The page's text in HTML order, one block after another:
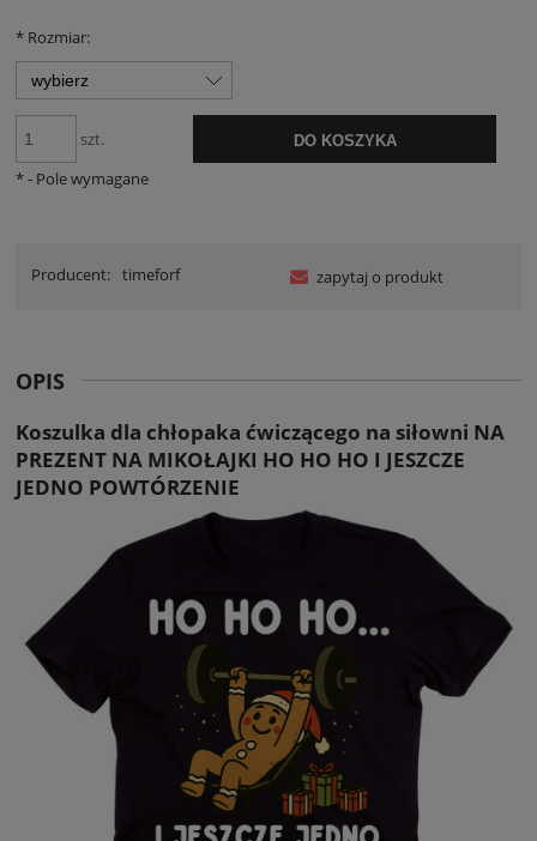
* Rozmiar:
szt. DO KOSZYKA
*- Pole wymagane
Producent: timeforf zapytaj o produkt
OPIS
Koszulka dla chłopaka ćwiczącego na siłowni NA
PREZENT NA MIKOŁAJKI HO HO HO I JESZCZE
JEDNO POWTÓRZENIE